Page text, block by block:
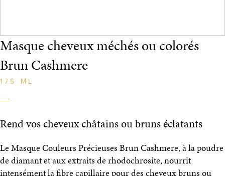
Masque cheveux méchés ou colorés
Brun Cashmere
175 ML
Rend vos cheveux châtains ou bruns éclatants
Le Masque Couleurs Précieuses Brun Cashmere, à la poudre
de diamant et aux extraits de rhodochrosite, nourrit
intensément la fibre capillaire pour des cheveux bruns ou